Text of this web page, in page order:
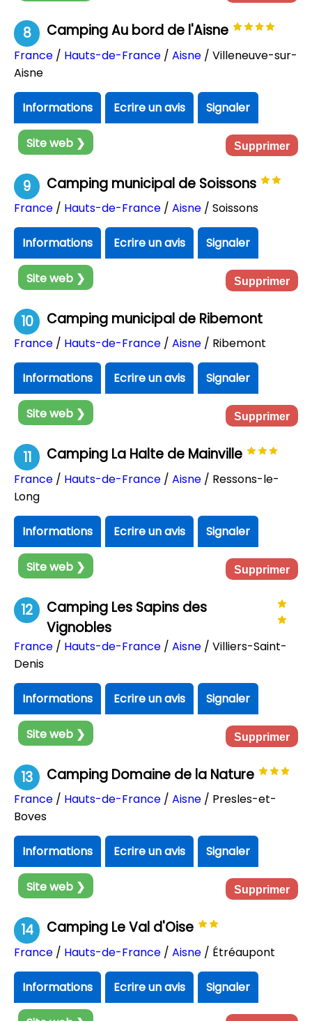
8 Camping Au bord de l'Aisne
France / Hauts-de-France / Aisne / Villeneuve-sur-
Aisne
Informations Ecrire un avis Signaler
Site web ❯ Supprimer
9 Camping municipal de Soissons
France / Hauts-de-France / Aisne / Soissons
Informations Ecrire un avis Signaler
Site web ❯ Supprimer
10 Camping municipal de Ribemont
France / Hauts-de-France / Aisne / Ribemont
Informations Ecrire un avis Signaler
Site web ❯ Supprimer
11 Camping La Halte de Mainville
France / Hauts-de-France / Aisne / Ressons-le-
Long
Informations Ecrire un avis Signaler
Site web ❯ Supprimer
12
Camping Les Sapins des
Vignobles
France / Hauts-de-France / Aisne / Villiers-Saint-
Denis
Informations Ecrire un avis Signaler
Site web ❯ Supprimer
13 Camping Domaine de la Nature
France / Hauts-de-France / Aisne / Presles-et-
Boves
Informations Ecrire un avis Signaler
Site web ❯ Supprimer
14 Camping Le Val d'Oise
France / Hauts-de-France / Aisne / Étréaupont
Informations Ecrire un avis Signaler